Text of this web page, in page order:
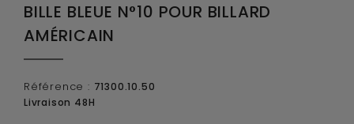
BILLE BLEUE N°10 POUR BILLARD
AMÉRICAIN
Référence : 71300.10.50
Livraison 48H